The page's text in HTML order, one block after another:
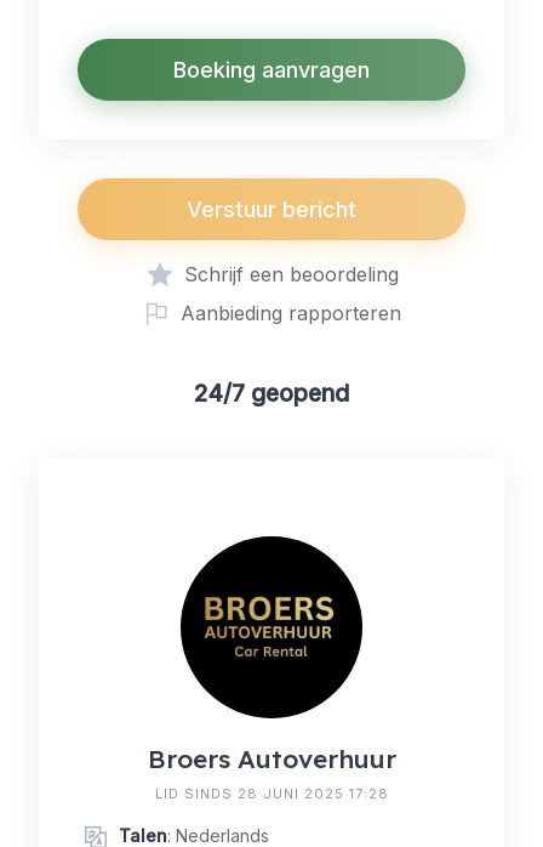
Boeking aanvragen
Verstuur bericht
Schrijf een beoordeling
Aanbieding rapporteren
24/7 geopend
Broers Autoverhuur
LID SINDS 28 JUNI 2025 17:28
Talen: Nederlands